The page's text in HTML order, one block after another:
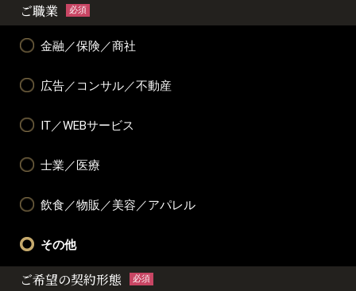
ご職業 必須
金融／保険／商社
広告／コンサル／不動産
IT／WEBサービス
士業／医療
飲食／物販／美容／アパレル
その他
ご希望の契約形態 必須